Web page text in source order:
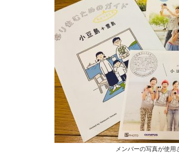
メンバーの写真が使用